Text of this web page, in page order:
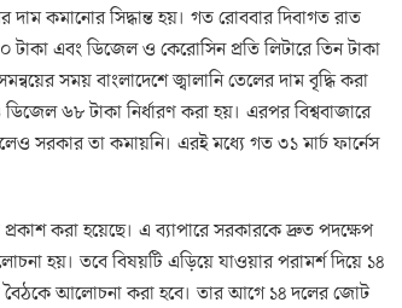
কমানোর সিদ্ধান্ত হয়। গত রোববার দিবাগত রাত
এবং ডিজেল ও কেরোসিন প্রতি লিটারে তিন টাকা
সময় বাংলাদেশে জ্বালানি তেলের দাম বৃদ্ধি করা
৬৮ টাকা নির্ধারণ করা হয়। এরপর বিশ্ববাজারে
সরকার তা কমায়নি। এরই মধ্যে গত ৩১ মার্চ ফার্নেস
করা হয়েছে। এ ব্যাপারে সরকারকে দ্রুত পদক্ষেপ
হয়। তবে বিষয়টি এড়িয়ে যাওয়ার পরামর্শ দিয়ে ১৪
বৈঠকে আলোচনা করা হবে। তার আগে ১৪ দলের জোট